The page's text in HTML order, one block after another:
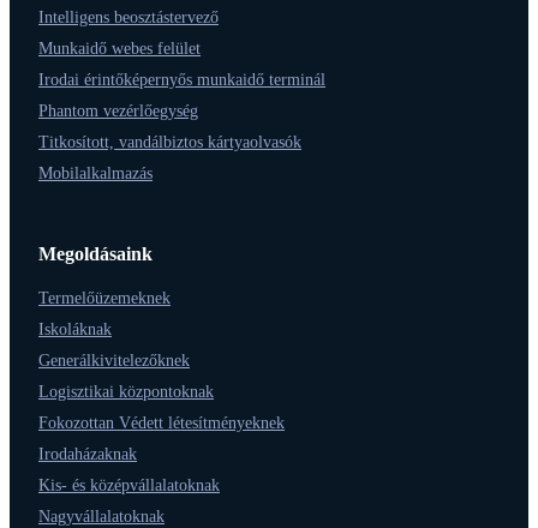
Intelligens beosztástervező
Munkaidő webes felület
Irodai érintőképernyős munkaidő terminál
Phantom vezérlőegység
Titkosított, vandálbiztos kártyaolvasók
Mobilalkalmazás
Megoldásaink
Termelőüzemeknek
Iskoláknak
Generálkivitelezőknek
Logisztikai központoknak
Fokozottan Védett létesítményeknek
Irodaházaknak
Kis- és középvállalatoknak
Nagyvállalatoknak